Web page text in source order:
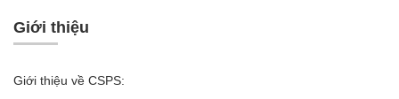
Giới thiệu
Giới thiệu về CSPS: